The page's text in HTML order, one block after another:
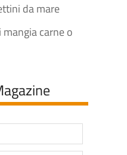
da mare
carne o